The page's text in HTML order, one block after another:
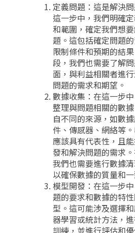
定義問題：這是解決
這一步中，我們明確
和範圍，確定我們想
題。這包括確定問題
限制條件和預期的結
段，我們也需要了解
面，與利益相關者進
問題的需求和期望。
數據收集：在這一步
整理與問題相關的數
自不同的來源，如數
件、傳感器、網絡等
應該具有代表性，且
發和解決問題的需求。
我們也需要進行數據清
以確保數據的質量和一
模型開發：在這一步
題的要求和數據的特
型。這可能涉及選擇
器學習或統計方法，